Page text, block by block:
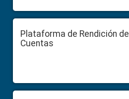
Plataforma de Rendición de
Cuentas